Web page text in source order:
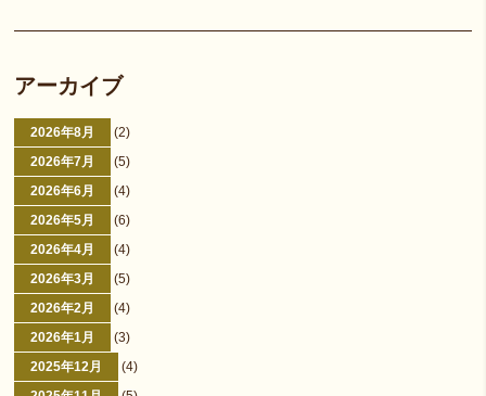
アーカイブ
2026年8月
(2)
2026年7月
(5)
2026年6月
(4)
2026年5月
(6)
2026年4月
(4)
2026年3月
(5)
2026年2月
(4)
2026年1月
(3)
2025年12月
(4)